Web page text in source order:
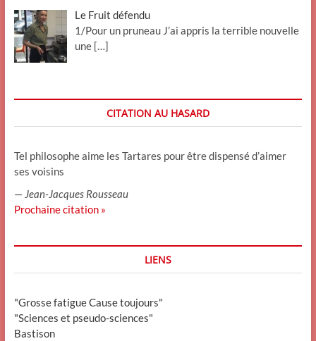
Le Fruit défendu
1/Pour un pruneau J’ai appris la terrible nouvelle
une […]
CITATION AU HASARD
Tel philosophe aime les Tartares pour être dispensé d’aimer
ses voisins
— Jean-Jacques Rousseau
Prochaine citation »
LIENS
"Grosse fatigue Cause toujours"
"Sciences et pseudo-sciences"
Bastison